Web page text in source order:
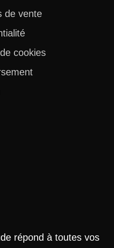
de vente
cookies
répond à toutes vos